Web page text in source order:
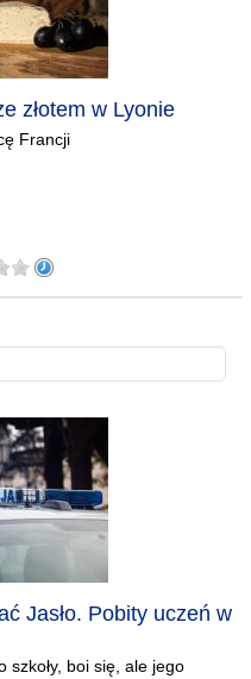
złotem w Lyonie
Francji
Jasło. Pobity uczeń w
szkoły, boi się, ale jego